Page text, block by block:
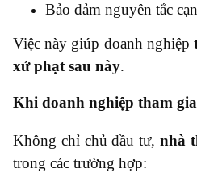
Bảo đảm nguyên tắc
Việc này giúp doanh nghiệp
xử phạt sau này.
Khi doanh nghiệp tham
Không chỉ chủ đầu tư, nhà
trong các trường hợp: